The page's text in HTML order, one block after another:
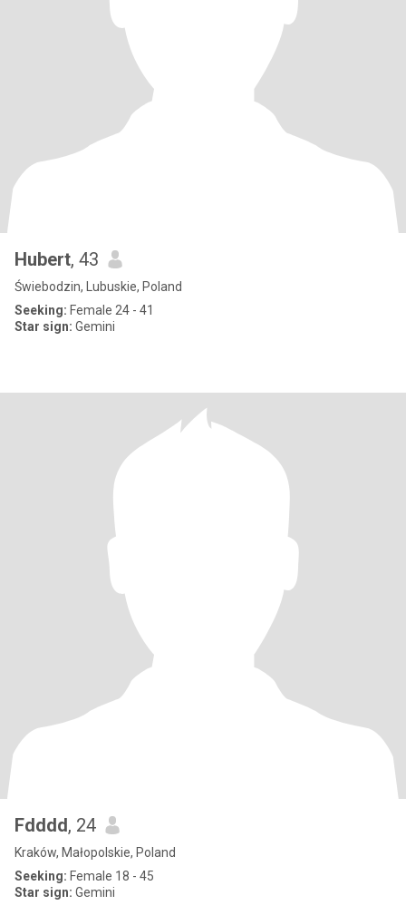
Hubert, 43
Świebodzin, Lubuskie, Poland
Seeking: Female 24 - 41
Star sign: Gemini
Fdddd, 24
Kraków, Małopolskie, Poland
Seeking: Female 18 - 45
Star sign: Gemini